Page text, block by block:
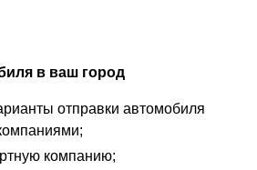
в ваш город
отправки автомобиля
компанию;